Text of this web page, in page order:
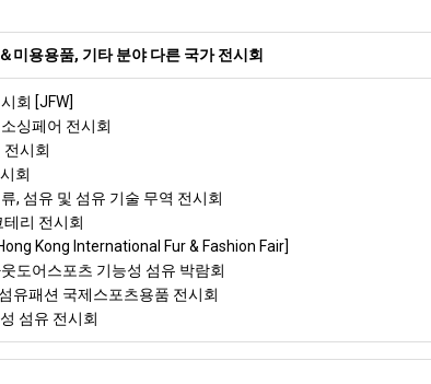
미용용품, 기타 분야 다른 국가 전시회
회 [JFW]
싱페어 전시회
시회
회
, 섬유 및 섬유 기술 무역 전시회
리 전시회
Kong International Fur & Fashion Fair]
도어스포츠 기능성 섬유 박람회
유패션 국제스포츠용품 전시회
섬유 전시회